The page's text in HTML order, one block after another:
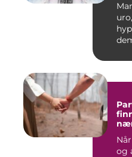
og